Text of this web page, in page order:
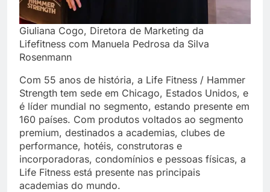
Giuliana Cogo, Diretora de Marketing da
Lifefitness com Manuela Pedrosa da Silva
Rosenmann
Com 55 anos de história, a Life Fitness / Hammer
Strength tem sede em Chicago, Estados Unidos, e
é líder mundial no segmento, estando presente em
160 países. Com produtos voltados ao segmento
premium, destinados a academias, clubes de
performance, hotéis, construtoras e
incorporadoras, condomínios e pessoas físicas, a
Life Fitness está presente nas principais
academias do mundo.